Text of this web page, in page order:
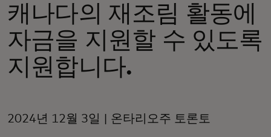
뉴스 & 인사이트
캐나다의 재조림 활동에
자금을 지원할 수 있도록
지원합니다.
2024년 12월 3일 | 온타리오주 토론토